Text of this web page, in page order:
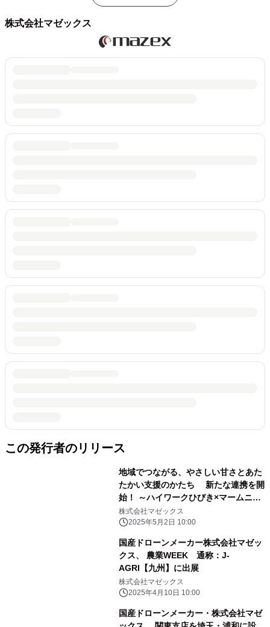
株式会社マゼックス
この発行者のリリース
地域でつながる、やさしい甘さとあた
たかい支援のかたち 新たな連携を開
始！ ～ハイワークひびき×マームニー
ル×サラヤ×マゼックス～
株式会社マゼックス
2025年5月2日 10:00
国産ドローンメーカー株式会社マゼッ
クス、 農業WEEK 通称：J-
AGRI【九州】に出展
株式会社マゼックス
2025年4月10日 10:00
国産ドローンメーカー・株式会社マゼ